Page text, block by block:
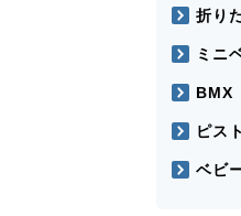
折り
ミニ
BMX
ピス
ベビ